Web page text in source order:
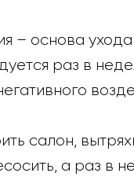
– основа
раз в
салон,
а раз в